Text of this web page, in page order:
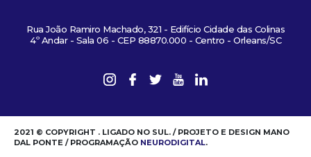
Rua João Ramiro Machado, 321 - Edifício Cidade das Colinas
4º Andar - Sala 06 - CEP 88870.000 - Centro - Orleans/SC
2021 © COPYRIGHT . LIGADO NO SUL. / PROJETO E DESIGN MANO
DAL PONTE / PROGRAMAÇÃO NEURODIGITAL.